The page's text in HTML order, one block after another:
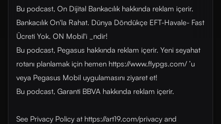
Bu podcast, On Dijital Bankacılık hakkında reklam içerir.
Bankacılık On'la Rahat. Dünya Döndükçe EFT-Havale- Fast
Ücreti Yok. ON Mobil'i _ndir!
Bu podcast, Pegasus hakkında reklam içerir. Yeni seyahat
rotanı planlamak için hemen https://www.flypgs.com/ ’u
veya Pegasus Mobil uygulamasını ziyaret et!
Bu podcast, Garanti BBVA hakkında reklam içerir.
See Privacy Policy at https://art19.com/privacy and